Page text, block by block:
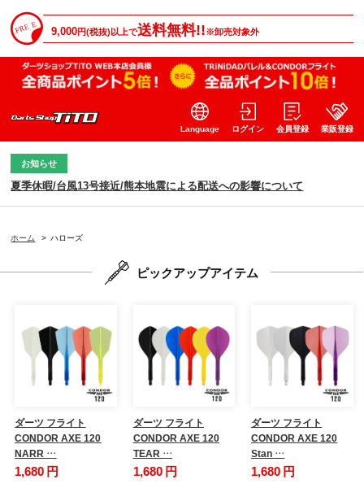
9,000円(税抜)以上で送料無料!!※卸売対象外
Language ログイン 会員登録 業販登録
お知らせ
夏季休暇/台風13号接近/熊本地震による配送への影響について
ホーム > ハローズ
ピックアップアイテム
ダーツ フライト
CONDOR AXE 120
NARR …
1,680 円
ダーツ フライト
CONDOR AXE 120
TEAR …
1,680 円
ダーツ フライト
CONDOR AXE 120
Stan …
1,680 円